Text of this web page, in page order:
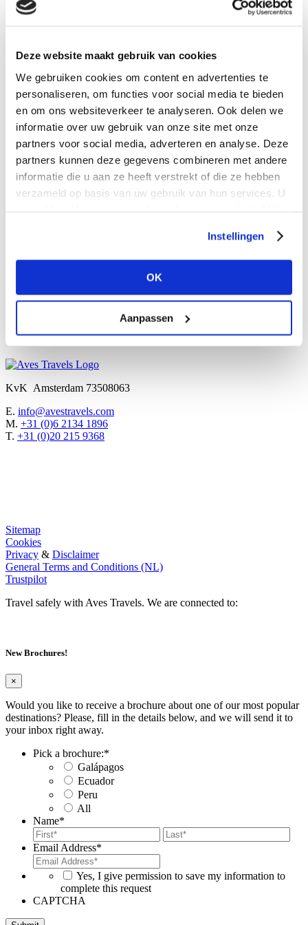
Deze website maakt gebruik van cookies
We gebruiken cookies om content en advertenties te
personaliseren, om functies voor social media te bieden
en om ons websiteverkeer te analyseren. Ook delen we
informatie over uw gebruik van onze site met onze
partners voor social media, adverteren en analyse. Deze
partners kunnen deze gegevens combineren met andere
informatie die u aan ze heeft verstrekt of die ze hebben
verzameld op basis van uw gebruik van hun services. U
Instellingen
OK
Aanpassen
First Name*
Last Name
Email
*
I hereby give consent to Aves Travels to hold my personal
data in accordance with the EU GDPR legislation.
KvK Amsterdam 73508063
E. info@avestravels.com
M. +31 (0)6 2134 1896
T. +31 (0)20 215 9368
Sitemap
Cookies
Privacy & Disclaimer
General Terms and Conditions (NL)
Trustpilot
Travel safely with Aves Travels. We are connected to:
New Brochures!
×
Would you like to receive a brochure about one of our most popular
destinations? Please, fill in the details below, and we will send it to
your inbox right away.
Pick a brochure:*
Galápagos
Ecuador
Peru
All
Name*
First
Email Address*
Yes, I give permission to save my information to
complete this request
CAPTCHA